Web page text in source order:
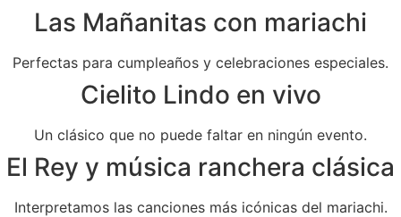
Las Mañanitas con mariachi
Perfectas para cumpleaños y celebraciones especiales.
Cielito Lindo en vivo
Un clásico que no puede faltar en ningún evento.
El Rey y música ranchera clásica
Interpretamos las canciones más icónicas del mariachi.